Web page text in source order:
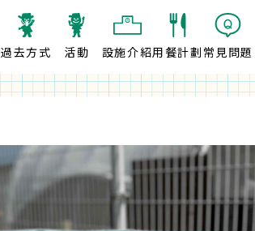
過去方式 活動 設施介紹用餐計劃 常見問題